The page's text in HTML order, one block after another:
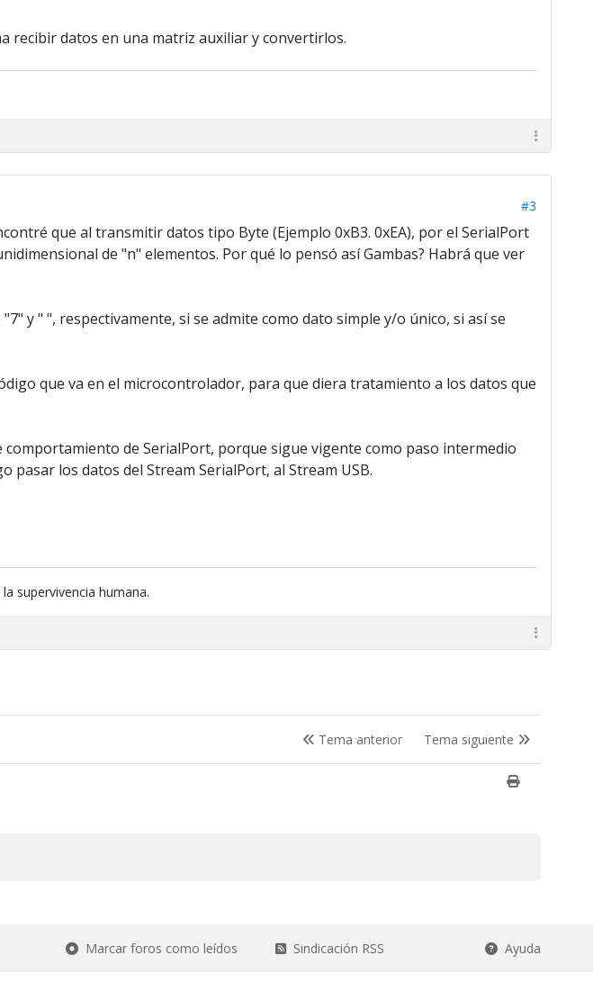
recibir datos en una matriz auxiliar y convertirlos.
#3
que al transmitir datos tipo Byte (Ejemplo 0xB3. 0xEA), por el SerialPort
de "n" elementos. Por qué lo pensó así Gambas? Habrá que ver
y " ", respectivamente, si se admite como dato simple y/o único, si así se
que va en el microcontrolador, para que diera tratamiento a los datos que
de SerialPort, porque sigue vigente como paso intermedio
los datos del Stream SerialPort, al Stream USB.
supervivencia humana.
Tema anterior Tema siguiente
Marcar foros como leídos Sindicación RSS Ayuda